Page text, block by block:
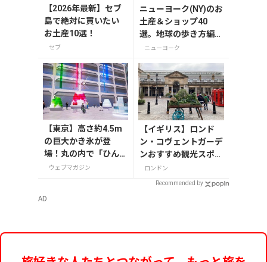
【2026年最新】セブ
島で絶対に買いたい
お土産10選！
セブ
ニューヨーク(NY)のお
土産＆ショップ40
選。地球の歩き方編集
者セレクト！
ニューヨーク
【東京】高さ約4.5m
の巨大かき氷が登
場！丸の内で「ひん
やりＫＩＴＴＥ」が8
ウェブマガジン
【イギリス】ロンド
ン・コヴェントガーデ
ンおすすめ観光スポッ
ト3つ！
ロンドン
Recommended by
AD